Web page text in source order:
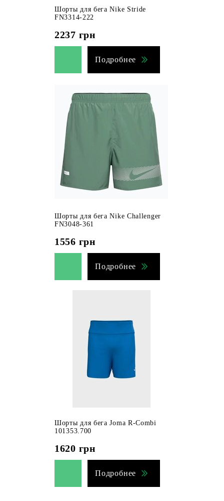
Шорты для бега Nike Stride
FN3314-222
2237 грн
Подробнее
Шорты для бега Nike Challenger
FN3048-361
1556 грн
Подробнее
Шорты для бега Joma R-Combi
101353.700
1620 грн
Подробнее